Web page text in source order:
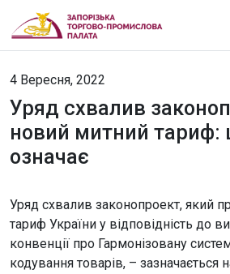
4 Вересня, 2022
Уряд схвалив
новий митний тариф:
означає
Уряд схвалив законопроект, який
тариф України у відповідність до
конвенції про Гармонізовану
кодування товарів, – зазначається